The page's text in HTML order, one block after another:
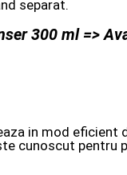
separat.
300 ml =>
in mod eficient
cunoscut pentru